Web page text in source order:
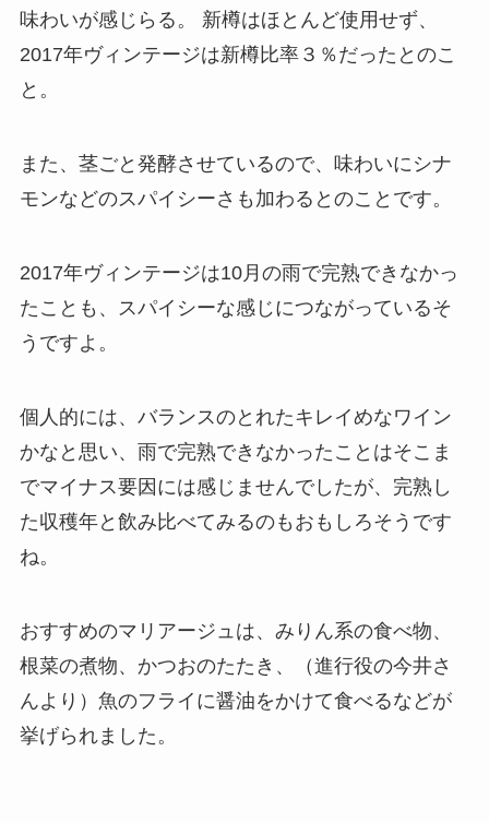
味わいが感じらる。 新樽はほとんど使用せず、
2017年ヴィンテージは新樽比率３％だったとのこ
と。
また、茎ごと発酵させているので、味わいにシナ
モンなどのスパイシーさも加わるとのことです。
2017年ヴィンテージは10月の雨で完熟できなかっ
たことも、スパイシーな感じにつながっているそ
うですよ。
個人的には、バランスのとれたキレイめなワイン
かなと思い、雨で完熟できなかったことはそこま
でマイナス要因には感じませんでしたが、完熟し
た収穫年と飲み比べてみるのもおもしろそうです
ね。
おすすめのマリアージュは、みりん系の食べ物、
根菜の煮物、かつおのたたき、（進行役の今井さ
んより）魚のフライに醤油をかけて食べるなどが
挙げられました。